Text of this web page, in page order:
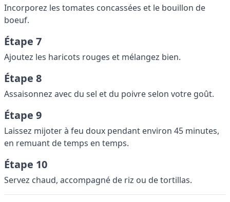
Incorporez les tomates concassées et le bouillon de
boeuf.
Étape 7
Ajoutez les haricots rouges et mélangez bien.
Étape 8
Assaisonnez avec du sel et du poivre selon votre goût.
Étape 9
Laissez mijoter à feu doux pendant environ 45 minutes,
en remuant de temps en temps.
Étape 10
Servez chaud, accompagné de riz ou de tortillas.